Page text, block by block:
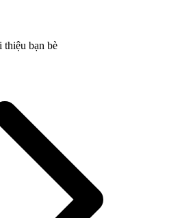
thiệu bạn bè